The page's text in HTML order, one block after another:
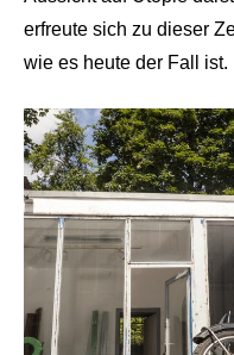
erfreute sich zu dieser
wie es heute der Fall ist.